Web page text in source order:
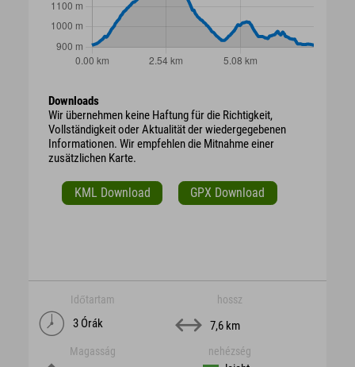
Downloads
Wir übernehmen keine Haftung für die Richtigkeit,
Vollständigkeit oder Aktualität der wiedergegebenen
Informationen. Wir empfehlen die Mitnahme einer
zusätzlichen Karte.
KML Download GPX Download
Időtartam
3 Órák
hossz
7,6 km
Magasság nehézség